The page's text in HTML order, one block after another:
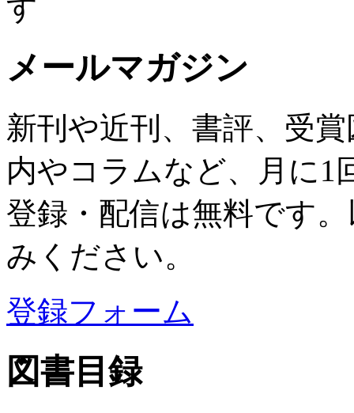
メールマガジン
新刊や近刊、書評、受
内やコラムなど、月に1
登録・配信は無料です
みください。
登録フォーム
図書目録